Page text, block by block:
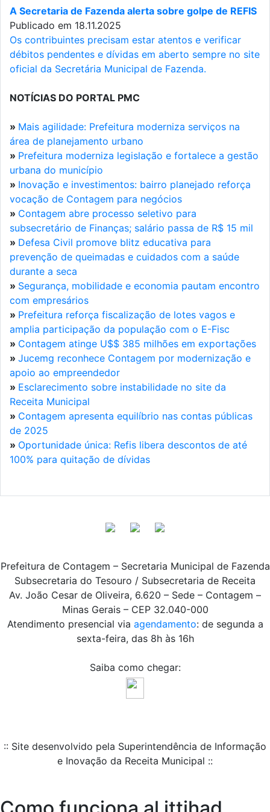
A Secretaria de Fazenda alerta sobre golpe de REFIS
Publicado em 18.11.2025
Os contribuintes precisam estar atentos e verificar
débitos pendentes e dívidas em aberto sempre no site
oficial da Secretária Municipal de Fazenda.
NOTÍCIAS DO PORTAL PMC
» Mais agilidade: Prefeitura moderniza serviços na
área de planejamento urbano
» Prefeitura moderniza legislação e fortalece a gestão
urbana do município
» Inovação e investimentos: bairro planejado reforça
vocação de Contagem para negócios
» Contagem abre processo seletivo para
subsecretário de Finanças; salário passa de R$ 15 mil
» Defesa Civil promove blitz educativa para
prevenção de queimadas e cuidados com a saúde
durante a seca
» Segurança, mobilidade e economia pautam encontro
com empresários
» Prefeitura reforça fiscalização de lotes vagos e
amplia participação da população com o E-Fisc
» Contagem atinge U$$ 385 milhões em exportações
» Jucemg reconhece Contagem por modernização e
apoio ao empreendedor
» Esclarecimento sobre instabilidade no site da
Receita Municipal
» Contagem apresenta equilíbrio nas contas públicas
de 2025
» Oportunidade única: Refis libera descontos de até
100% para quitação de dívidas
Prefeitura de Contagem – Secretaria Municipal de Fazenda
Subsecretaria do Tesouro / Subsecretaria de Receita
Av. João Cesar de Oliveira, 6.620 – Sede – Contagem –
Minas Gerais – CEP 32.040-000
Atendimento presencial via agendamento: de segunda a
sexta-feira, das 8h às 16h
Saiba como chegar:
:: Site desenvolvido pela Superintendência de Informação
e Inovação da Receita Municipal ::